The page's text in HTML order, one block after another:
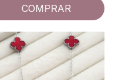
COMPRAR